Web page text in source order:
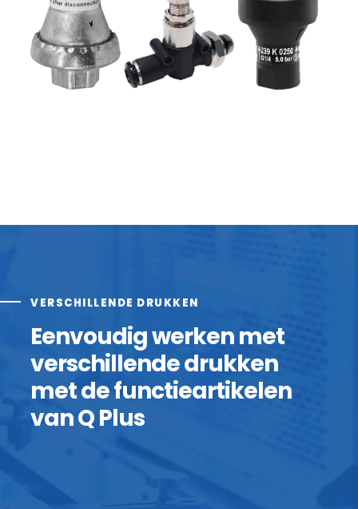
VERSCHILLENDE DRUKKEN
Eenvoudig werken met
verschillende drukken
met de functieartikelen
van Q Plus